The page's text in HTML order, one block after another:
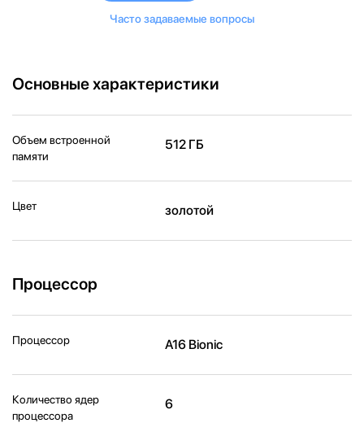
Часто задаваемые вопросы
Основные характеристики
Объем встроенной
памяти
512 ГБ
Цвет золотой
Процессор
Процессор A16 Bionic
Количество ядер
процессора
6